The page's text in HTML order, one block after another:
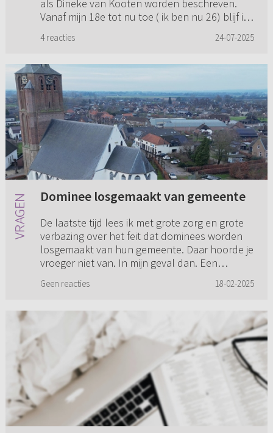
als Dineke van Kooten worden beschreven.
Vanaf mijn 18e tot nu toe ( ik ben nu 26) blijf ik
4 reacties 24-07-2025
Dominee losgemaakt van gemeente
De laatste tijd lees ik met grote zorg en grote
verbazing over het feit dat dominees worden
losgemaakt van hun gemeente. Daar hoorde je
vroeger niet van. In mijn geval dan. Een
Geen reacties 18-02-2025